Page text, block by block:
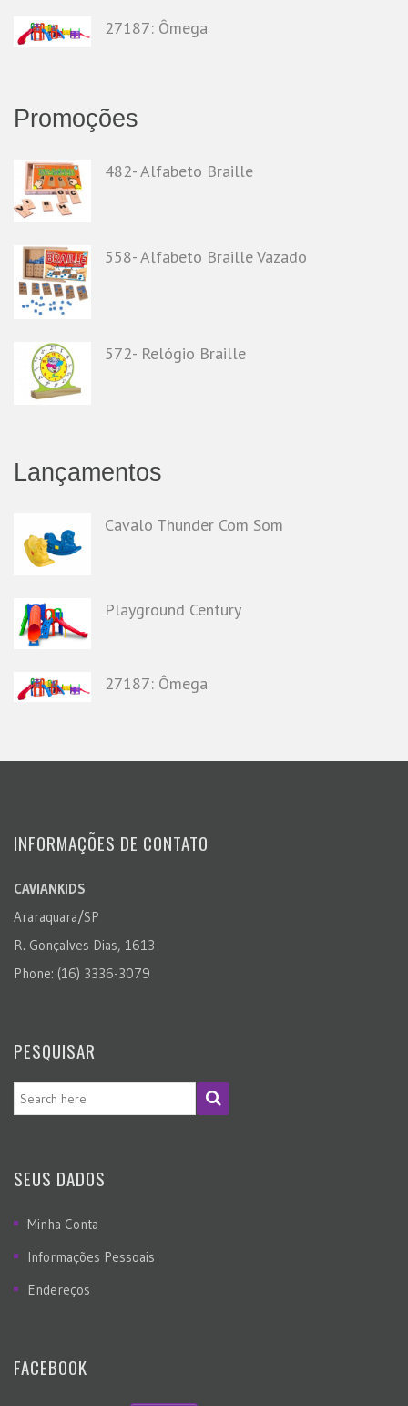
27187: Ômega
Promoções
482- Alfabeto Braille
558- Alfabeto Braille Vazado
572- Relógio Braille
Lançamentos
Cavalo Thunder Com Som
Playground Century
27187: Ômega
INFORMAÇÕES DE CONTATO
CAVIANKIDS
Araraquara/SP
R. Gonçalves Dias, 1613
Phone: (16) 3336-3079
PESQUISAR
SEUS DADOS
Minha Conta
Informações Pessoais
Endereços
FACEBOOK